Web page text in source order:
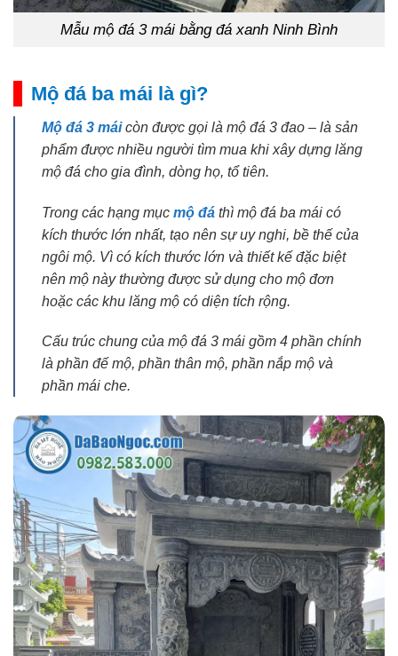
Mẫu mộ đá 3 mái bằng đá xanh Ninh Bình
Mộ đá ba mái là gì?
Mộ đá 3 máicòn được gọi là mộ đá 3 đao – là sản
phẩm được nhiều người tìm mua khi xây dựng lăng
mộ đá cho gia đình, dòng họ, tổ tiên.
Trong các hạng mục mộ đá thì mộ đá ba mái có
kích thước lớn nhất, tạo nên sự uy nghi, bề thế của
ngôi mộ. Vì có kích thước lớn và thiết kế đặc biệt
nên mộ này thường được sử dụng cho mộ đơn
hoặc các khu lăng mộ có diện tích rộng.
Cấu trúc chung của mộ đá 3 mái gồm 4 phần chính
là phần đế mộ, phần thân mộ, phần nắp mộ và
phần mái che.